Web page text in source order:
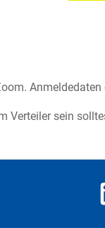
Verteiler sein